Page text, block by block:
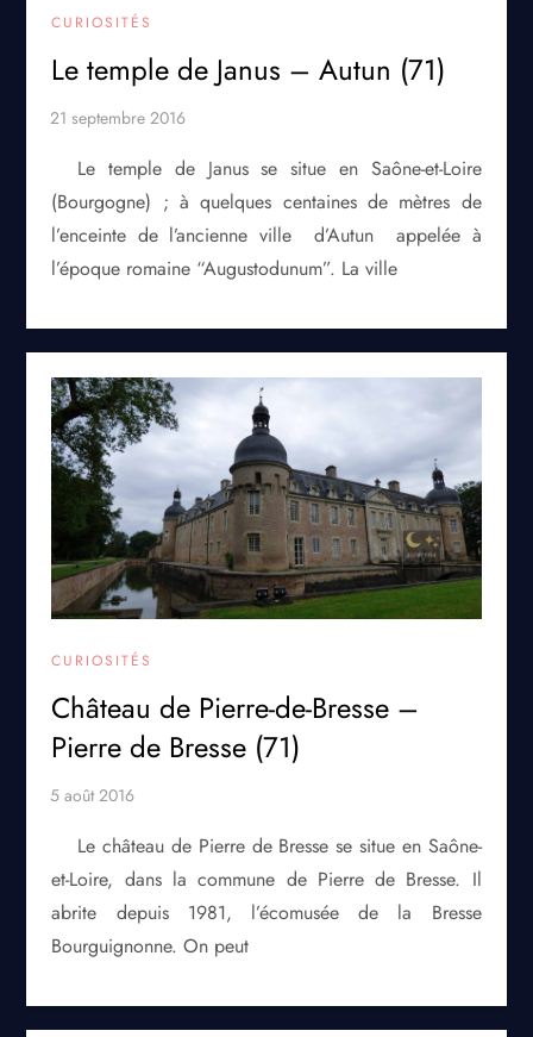
CURIOSITÉS
Le temple de Janus – Autun (71)
Le temple de Janus se situe en Saône-et-Loire
(Bourgogne) ; à quelques centaines de mètres de
l’enceinte de l’ancienne ville d’Autun appelée à
l’époque romaine “Augustodunum”. La ville
CURIOSITÉS
Château de Pierre-de-Bresse –
Pierre de Bresse (71)
Le château de Pierre de Bresse se situe en Saône-
et-Loire, dans la commune de Pierre de Bresse. Il
abrite depuis 1981, l’écomusée de la Bresse
Bourguignonne. On peut